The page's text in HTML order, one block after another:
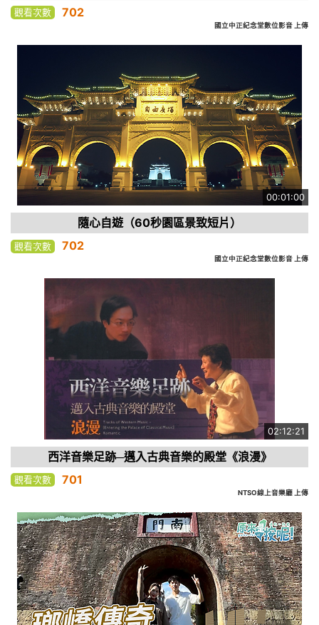
觀看次數 702
國立中正紀念堂數位影音 上傳
00:01:00
隨心自遊（60秒園區景致短片）
觀看次數 702
國立中正紀念堂數位影音 上傳
02:12:21
西洋音樂足跡─邁入古典音樂的殿堂《浪漫》
觀看次數 701
NTSO線上音樂廳 上傳